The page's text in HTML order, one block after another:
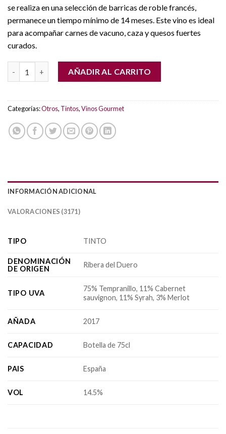
se realiza en una selección de barricas de roble francés,
permanece un tiempo mínimo de 14 meses. Este vino es ideal
para acompañar carnes de vacuno, caza y quesos fuertes
curados.
ESENCIA RUPESTRE cantidadAÑADIR AL CARRITO
Categorías:Otros, Tintos,Vinos Gourmet
INFORMACIÓN ADICIONAL
VALORACIONES (3171)
TIPO TINTO
DENOMINACIÓN
DE ORIGEN
Ribera del Duero
TIPO UVA
75% Tempranillo, 11% Cabernet
sauvignon, 11% Syrah, 3% Merlot
AÑADA 2017
CAPACIDAD Botella de 75cl
PAIS España
VOL 14.5%